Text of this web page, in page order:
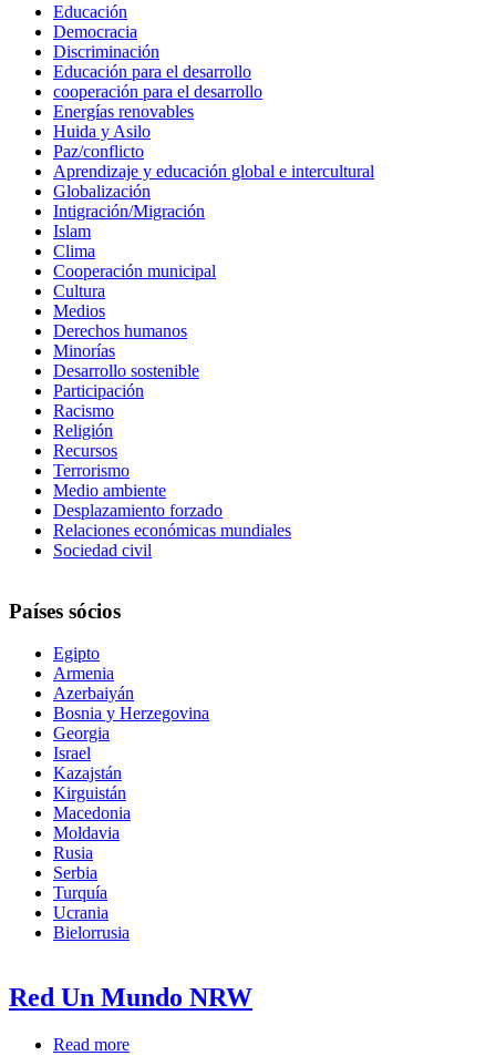
Educación
Democracia
Discriminación
Educación para el desarrollo
cooperación para el desarrollo
Energías renovables
Huida y Asilo
Paz/conflicto
Aprendizaje y educación global e intercultural
Globalización
Intigración/Migración
Islam
Clima
Cooperación municipal
Cultura
Medios
Derechos humanos
Minorías
Desarrollo sostenible
Participación
Racismo
Religión
Recursos
Terrorismo
Medio ambiente
Desplazamiento forzado
Relaciones económicas mundiales
Sociedad civil
Países sócios
Egipto
Armenia
Azerbaiyán
Bosnia y Herzegovina
Georgia
Israel
Kazajstán
Kirguistán
Macedonia
Moldavia
Rusia
Serbia
Turquía
Ucrania
Bielorrusia
Red Un Mundo NRW
Read more